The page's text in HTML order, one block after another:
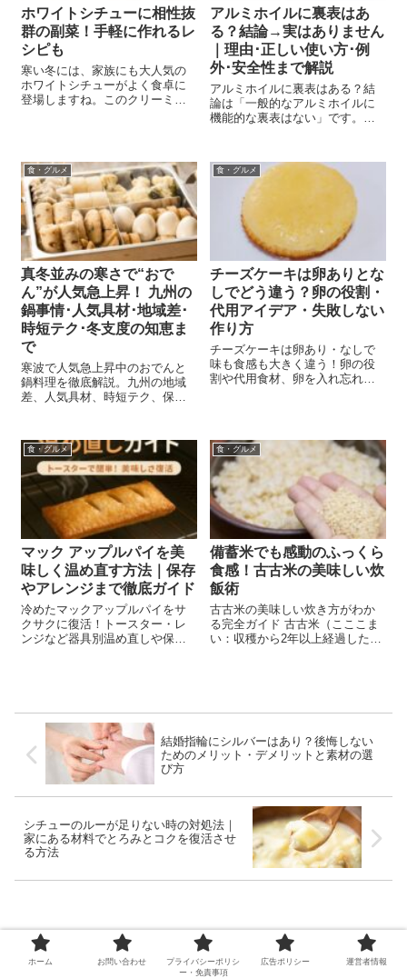
ホワイトシチューに相性抜
群の副菜！手軽に作れるレ
シピも
寒い冬には、家族にも大人気の
ホワイトシチューがよく食卓に
登場しますね。このクリーミー
ーに最適な副菜を紹介します。
これらの簡単...
アルミホイルに裏表はあ
る？結論→実はありません
｜理由･正しい使い方･例
外･安全性まで解説
アルミホイルに裏表はある？結
論は「一般的なアルミホイルに
機能的な裏表はない」です。理
説します。
食・グルメ
真冬並みの寒さで“おで
ん”が人気急上昇！ 九州の
鍋事情･人気具材･地域差･
時短テク･冬支度の知恵ま
で
寒波で人気急上昇中のおでんと
鍋料理を徹底解説。九州の地域
差、人気具材、時短テク、保存
2025年版ガイド。
食・グルメ
チーズケーキは卵ありとな
しでどう違う？卵の役割・
代用アイデア・失敗しない
作り方
チーズケーキは卵あり・なしで
味も食感も大きく違う！卵の役
割や代用食材、卵を入れ忘れた
食・グルメ
マック アップルパイを美
味しく温め直す方法｜保存
やアレンジまで徹底ガイド
冷めたマックアップルパイをサ
クサクに復活！トースター・レ
ンジなど器具別温め直しや保存
食・グルメ
備蓄米でも感動のふっくら
食感！古古米の美味しい炊
飯術
古古米の美味しい炊き方がわか
る完全ガイド 古古米（こここま
い：収穫から2年以上経過したお
がっかりした経験はありません
結婚指輪にシルバーはあり？後悔しない
ためのメリット・デメリットと素材の選
び方
シチューのルーが足りない時の対処法｜
家にある材料でとろみとコクを復活させ
る方法
ホーム お問い合わせ
プライバシーポリシ
ー・免責事項
広告ポリシー 運営者情報